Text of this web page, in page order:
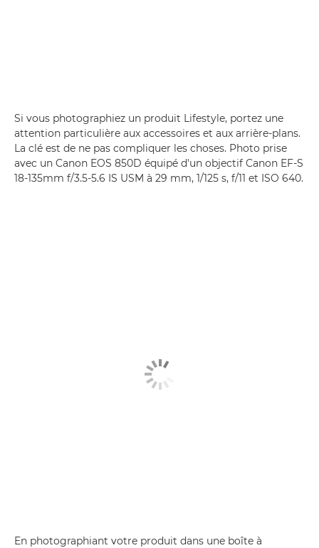
Si vous photographiez un produit Lifestyle, portez une
attention particulière aux accessoires et aux arrière-plans.
La clé est de ne pas compliquer les choses. Photo prise
avec un Canon EOS 850D équipé d'un objectif Canon EF-S
18-135mm f/3.5-5.6 IS USM à 29 mm, 1/125 s, f/11 et ISO 640.
En photographiant votre produit dans une boîte à